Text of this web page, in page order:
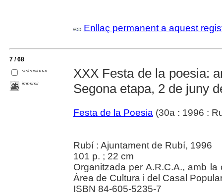
Enllaç permanent a aquest
7 / 68
seleccionar
imprimir
XXX Festa de la poesia:
Segona etapa, 2 de juny
Festa de la Poesia (30a : 1996 :
Rubí : Ajuntament de Rubí, 1996
101 p. ; 22 cm
Organitzada per A.R.C.A., amb
Àrea de Cultura i del Casal
ISBN 84-605-5235-7